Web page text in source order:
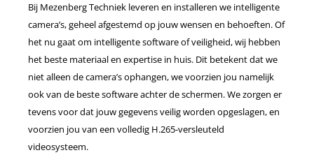
Bij Mezenberg Techniek leveren en installeren we intelligente
camera’s, geheel afgestemd op jouw wensen en behoeften. Of
het nu gaat om intelligente software of veiligheid, wij hebben
het beste materiaal en expertise in huis. Dit betekent dat we
niet alleen de camera’s ophangen, we voorzien jou namelijk
ook van de beste software achter de schermen. We zorgen er
tevens voor dat jouw gegevens veilig worden opgeslagen, en
voorzien jou van een volledig H.265-versleuteld
videosysteem.